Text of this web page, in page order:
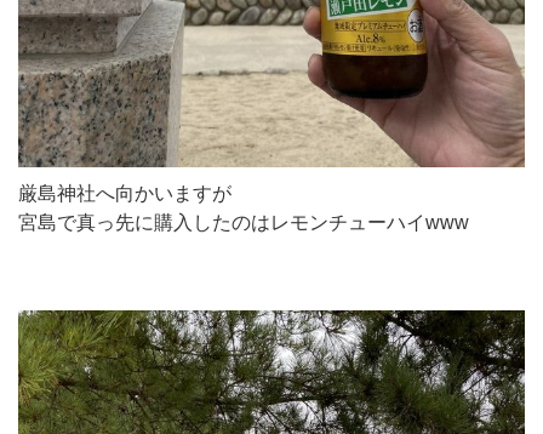
厳島神社へ向かいますが
宮島で真っ先に購入したのはレモンチューハイwww